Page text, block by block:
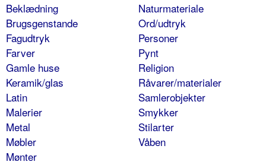
Beklædning
Brugsgenstande
Fagudtryk
Farver
Gamle huse
Keramik/glas
Latin
Malerier
Metal
Møbler
Mønter
Naturmateriale
Ord/udtryk
Personer
Pynt
Religion
Råvarer/materialer
Samlerobjekter
Smykker
Stilarter
Våben